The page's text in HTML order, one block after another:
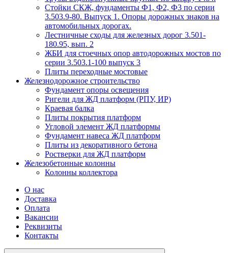
Стойки СКЖ, фундаменты Ф1, Ф2, Ф3 по серии
3.503.9-80. Выпуск 1. Опоры дорожных знаков на
автомобильных дорогах.
Лестничные сходы для железных дорог 3.501-
180.95, вып. 2
ЖБИ для стоечных опор автодорожных мостов по
серии 3.503.1-100 выпуск 3
Плиты переходные мостовые
Железнодорожное строительство
Фундамент опоры освещения
Ригели для ЖД платформ (РПУ, ИР)
Краевая балка
Плиты покрытия платформ
Угловой элемент ЖД платформы
Фундамент навеса ЖД платформ
Плиты из декоративного бетона
Ростверки для ЖД платформ
Железобетонные колонны
Колонны коллектора
О нас
Доставка
Оплата
Вакансии
Реквизиты
Контакты